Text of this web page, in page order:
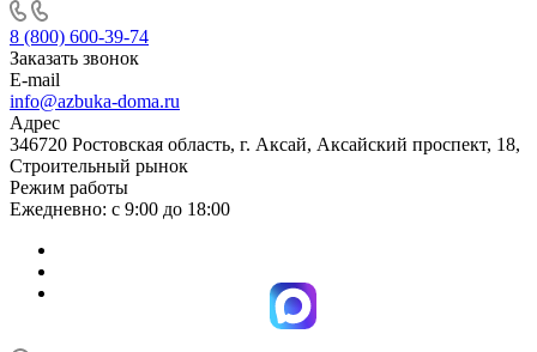
8 (800) 600-39-74
Заказать звонок
E-mail
info@azbuka-doma.ru
Адрес
346720 Ростовская область, г. Аксай, Аксайский проспект, 18,
Строительный рынок
Режим работы
Ежедневно: с 9:00 до 18:00